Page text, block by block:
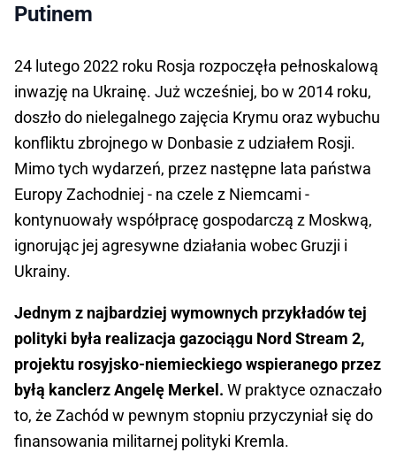
Putinem
24 lutego 2022 roku Rosja rozpoczęła pełnoskalową
inwazję na Ukrainę. Już wcześniej, bo w 2014 roku,
doszło do nielegalnego zajęcia Krymu oraz wybuchu
konfliktu zbrojnego w Donbasie z udziałem Rosji.
Mimo tych wydarzeń, przez następne lata państwa
Europy Zachodniej - na czele z Niemcami -
kontynuowały współpracę gospodarczą z Moskwą,
ignorując jej agresywne działania wobec Gruzji i
Ukrainy.
Jednym z najbardziej wymownych przykładów tej
polityki była realizacja gazociągu Nord Stream 2,
projektu rosyjsko-niemieckiego wspieranego przez
byłą kanclerz Angelę Merkel. W praktyce oznaczało
to, że Zachód w pewnym stopniu przyczyniał się do
finansowania militarnej polityki Kremla.